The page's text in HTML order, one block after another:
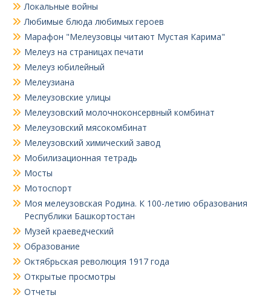
Локальные войны
Любимые блюда любимых героев
Марафон "Мелеузовцы читают Мустая Карима"
Мелеуз на страницах печати
Мелеуз юбилейный
Мелеузиана
Мелеузовские улицы
Мелеузовский молочноконсервный комбинат
Мелеузовский мясокомбинат
Мелеузовский химический завод
Мобилизационная тетрадь
Мосты
Мотоспорт
Моя мелеузовская Родина. К 100-летию образования
Республики Башкортостан
Музей краеведческий
Образование
Октябрьская революция 1917 года
Открытые просмотры
Отчеты